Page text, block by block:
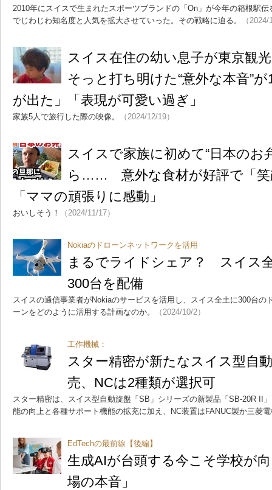
2010年にスイスで生まれたスポーツブランドの「On」が今年の箱根駅
でじわじわ知名度と人気を拡大させていった。その戦略に迫る。
（
スイス在住の幼い息子が東京観
そっと打ち明けた“意外な本音”
が出た」「表現が可愛い過ぎ」
家族5人で旅行した際の映像。 （2024/12/19）
スイスで家族に初めて“日本のお
ら…… 意外な食材が好評で「笑
「ママの頑張りに感動」
おいしそう！ （2024/11/17）
Nokiaのドローンネットワークを活用
まるでライドシェア？ スイス
300台を配備
スイスの通信事業者がNokiaのサービスを活用し、スイス全土に300台の
ーンをどのように活用する計画なのか。
（2024/10/2）
工作機械：
スター精密が新たなスイス型自
売、NCは2種類が選択可
スター精密は、スイス型自動旋盤「SB」シリーズの新製品「SB-20R II
能の向上と各種サポート機能の拡充に加え、NC装置はFANUC製か三菱
EdTechの最前線【後編】
生成AIが台頭する今こそ学校が
場の本音」